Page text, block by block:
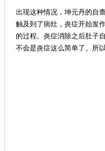
出现这种情况，坤元丹的自
触及到了病灶，炎症开始发
的过程。炎症消除之后肚子
不会是炎症这么简单了。所